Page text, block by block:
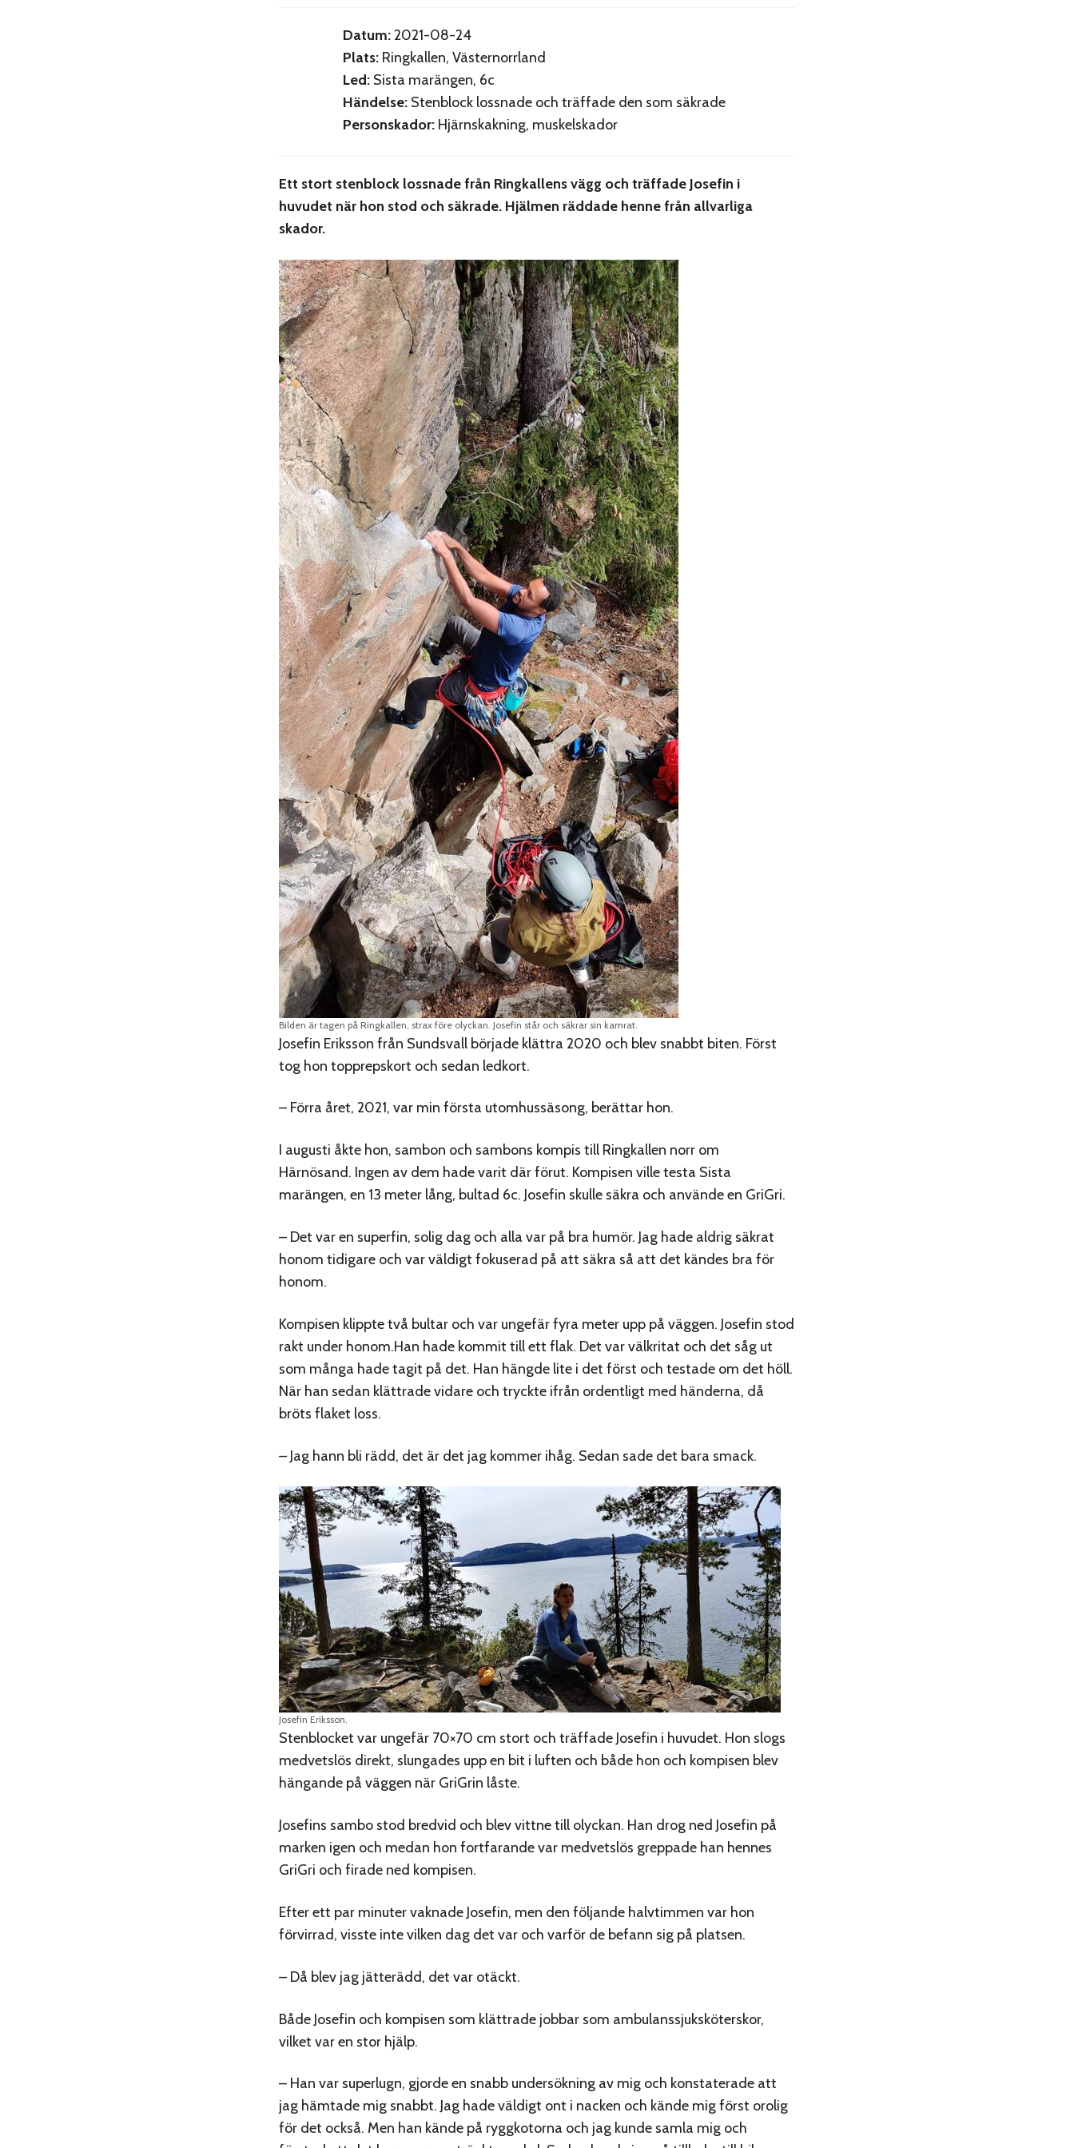
Datum:2021-08-24
Plats: Ringkallen, Västernorrland
Led: Sista marängen, 6c
Händelse: Stenblock lossnade och träffade den som säkrade
Personskador: Hjärnskakning, muskelskador
Ett stort stenblock lossnade från Ringkallens vägg och träffade Josefin i
huvudet när hon stod och säkrade. Hjälmen räddade henne från allvarliga
skador.
Bilden är tagen på Ringkallen, strax före olyckan. Josefin står och säkrar sin kamrat.
Josefin Eriksson från Sundsvall började klättra 2020 och blev snabbt biten. Först
tog hon topprepskort och sedan ledkort.
– Förra året, 2021, var min första utomhussäsong, berättar hon.
I augusti åkte hon, sambon och sambons kompis till Ringkallen norr om
Härnösand. Ingen av dem hade varit där förut. Kompisen ville testa Sista
marängen, en 13 meter lång, bultad 6c. Josefin skulle säkra och använde en GriGri.
– Det var en superfin, solig dag och alla var på bra humör. Jag hade aldrig säkrat
honom tidigare och var väldigt fokuserad på att säkra så att det kändes bra för
honom.
Kompisen klippte två bultar och var ungefär fyra meter upp på väggen. Josefin stod
rakt under honom.Han hade kommit till ett flak. Det var välkritat och det såg ut
som många hade tagit på det. Han hängde lite i det först och testade om det höll.
När han sedan klättrade vidare och tryckte ifrån ordentligt med händerna, då
bröts flaket loss.
– Jag hann bli rädd, det är det jag kommer ihåg. Sedan sade det bara smack.
Josefin Eriksson.
Stenblocket var ungefär 70×70 cm stort och träffade Josefin i huvudet. Hon slogs
medvetslös direkt, slungades upp en bit i luften och både hon och kompisen blev
hängande på väggen när GriGrin låste.
Josefins sambo stod bredvid och blev vittne till olyckan. Han drog ned Josefin på
marken igen och medan hon fortfarande var medvetslös greppade han hennes
GriGri och firade ned kompisen.
Efter ett par minuter vaknade Josefin, men den följande halvtimmen var hon
förvirrad, visste inte vilken dag det var och varför de befann sig på platsen.
– Då blev jag jätterädd, det var otäckt.
Både Josefin och kompisen som klättrade jobbar som ambulanssjuksköterskor,
vilket var en stor hjälp.
– Han var superlugn, gjorde en snabb undersökning av mig och konstaterade att
jag hämtade mig snabbt. Jag hade väldigt ont i nacken och kände mig först orolig
för det också. Men han kände på ryggkotorna och jag kunde samla mig och